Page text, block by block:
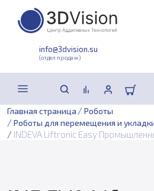
info@3dvision.su
(отдел продаж)
Главная страница / Роботы
/ Роботы для перемещения и
/ INDEVA Liftronic Easy